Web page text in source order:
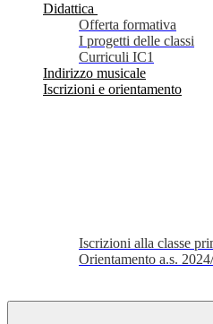
Didattica
Offerta formativa
I progetti delle classi
Curriculi IC1
Indirizzo musicale
Iscrizioni e orientamento
Iscrizioni alla classe
Orientamento a.s.